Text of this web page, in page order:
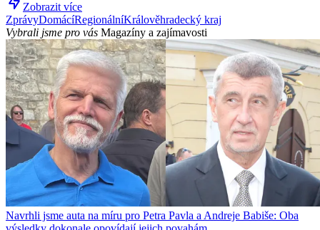
Zobrazit více
ZprávyDomácíRegionálníKrálověhradecký kraj
Vybrali jsme pro vás Magazíny a zajímavosti
Navrhli jsme auta na míru pro Petra Pavla a Andreje Babiše: Oba